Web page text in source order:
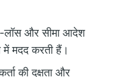
लॉस और सीमा आदेश
में मदद करती हैं।
की दक्षता और